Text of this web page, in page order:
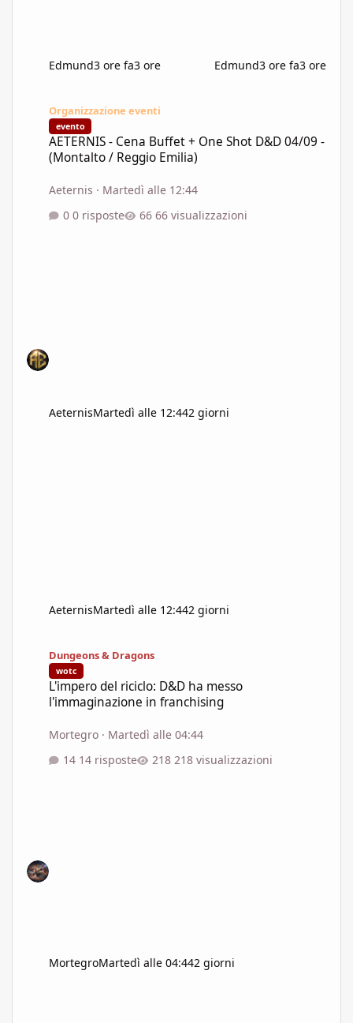
Edmund3 ore fa3 ore Edmund3 ore fa3 ore
Organizzazione eventi
evento
AETERNIS - Cena Buffet + One Shot D&D 04/09 -
(Montalto / Reggio Emilia)
Aeternis · Martedì alle 12:44
0 risposte
66 visualizzazioni
AeternisMartedì alle 12:442 giorni
AeternisMartedì alle 12:442 giorni
Dungeons & Dragons
wotc
L'impero del riciclo: D&D ha messo
l'immaginazione in franchising
Mortegro · Martedì alle 04:44
14 risposte
218 visualizzazioni
MortegroMartedì alle 04:442 giorni